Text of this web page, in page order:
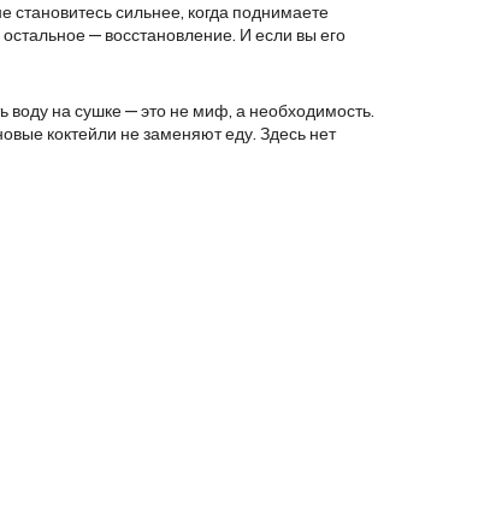
становитесь сильнее, когда поднимаете
— восстановление. И если вы его
воду на сушке — это не миф, а необходимость.
коктейли не заменяют еду. Здесь нет